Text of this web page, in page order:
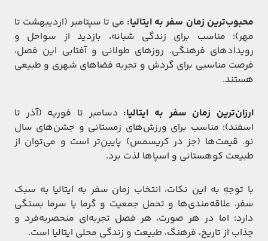
محبوب‌ترین زمان سفر به ایتالیا: می تا سپتامبر (اردیبهشت تا
مهر)؛ مناسب برای زندگی شبانه، بازدید از سواحل و
رویدادهای فرهنگی. روزهای طولانی و آفتابی این فصل،
فرصت مناسبی برای گردش و تجربه فضاهای شهری و طبیعی
هستند.
ارزان‌ترین زمان سفر به ایتالیا: دسامبر تا فوریه (آذر تا
اسفند)؛ مناسب برای ورزش‌های زمستانی و جشن‌های سال
نو. قیمت‌ها (جز در کریسمس) پایین‌تر است و می‌توان از
طبیعت کوهستانی و اسپاها لذت برد.
با توجه به این نکات، انتخاب زمان سفر به ایتالیا به سبک
سفر، علاقه‌مندی‌ها و تحمل جمعیت و گرما یا سرما بستگی
دارد؛ اما در هر صورت، هر فصل تجربه‌ای منحصر‌به‌فرد و
جذاب از تاریخ، فرهنگ، طبیعت و زندگی محلی ایتالیا است.